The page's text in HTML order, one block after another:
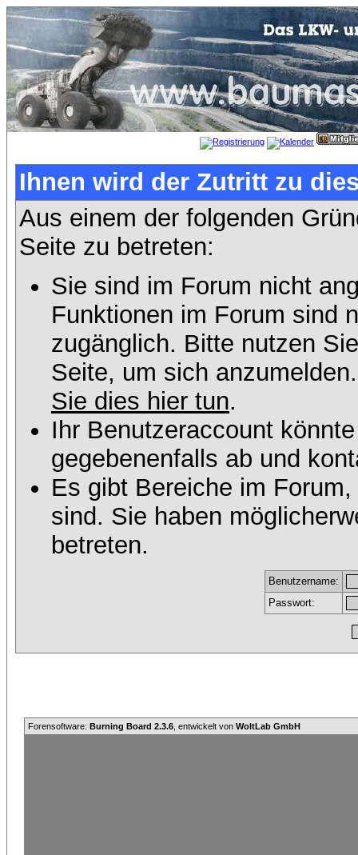
Ihnen wird der Zutritt zu
Aus einem der folgenden
Seite zu betreten:
Sie sind im Forum nicht
Funktionen im Forum sind
zugänglich. Bitte nutzen
Seite, um sich
Sie dies hier tun.
Ihr Benutzeraccount
gegebenenfalls ab und
Es gibt Bereiche im
sind. Sie haben
betreten.
Benutzername:
Passwort:
Forensoftware: Burning Board 2.3.6 , entwickelt von WoltLab GmbH